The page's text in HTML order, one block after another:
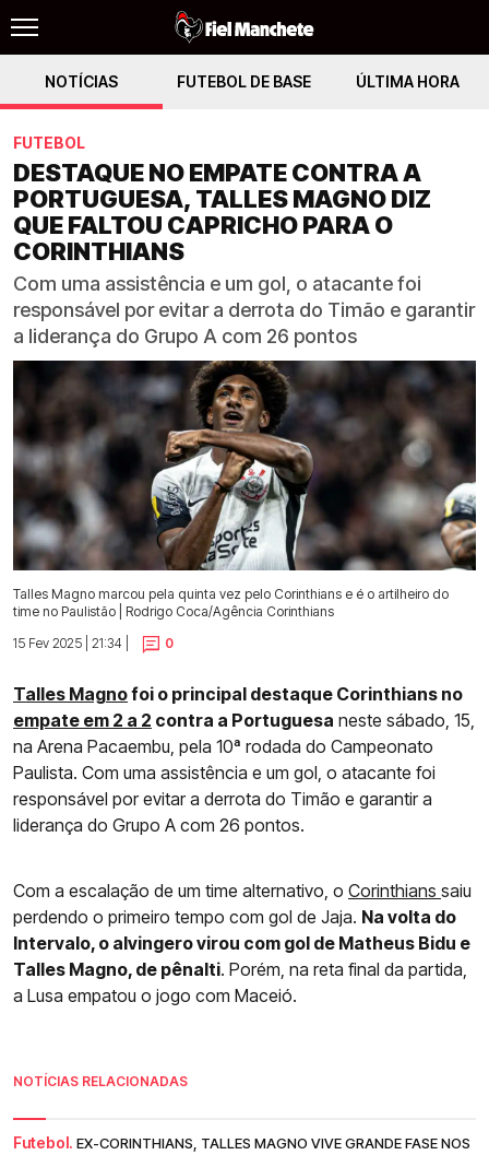
NOTÍCIAS FUTEBOL DE BASE ÚLTIMA HORA
FUTEBOL
DESTAQUE NO EMPATE CONTRA A
PORTUGUESA, TALLES MAGNO DIZ
QUE FALTOU CAPRICHO PARA O
CORINTHIANS
Com uma assistência e um gol, o atacante foi
responsável por evitar a derrota do Timão e garantir
a liderança do Grupo A com 26 pontos
Talles Magno marcou pela quinta vez pelo Corinthians e é o artilheiro do
time no Paulistão | Rodrigo Coca/Agência Corinthians
15 Fev 2025 | 21:34 |
0
Talles Magnofoi o principal destaque Corinthians no
empate em 2 a 2 contra a Portuguesa neste sábado, 15,
na Arena Pacaembu, pela 10ª rodada do Campeonato
Paulista. Com uma assistência e um gol, o atacante foi
responsável por evitar a derrota do Timão e garantir a
liderança do Grupo A com 26 pontos.
Com a escalação de um time alternativo, o Corinthians saiu
perdendo o primeiro tempo com gol de Jaja. Na volta do
Intervalo, o alvingero virou com gol de Matheus Bidu e
Talles Magno, de pênalti. Porém, na reta final da partida,
a Lusa empatou o jogo com Maceió.
NOTÍCIAS RELACIONADAS
Futebol. EX-CORINTHIANS, TALLES MAGNO VIVE GRANDE FASE NOS